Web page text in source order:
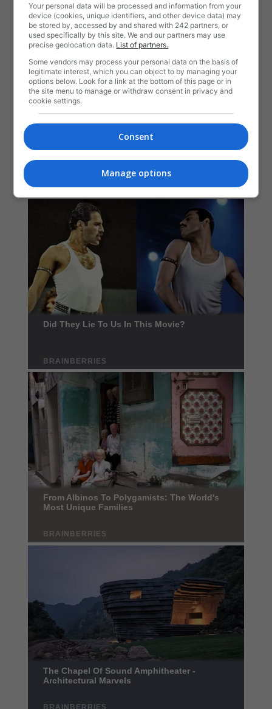
Your personal data will be processed and information from your
device (cookies, unique identifiers, and other device data) may
be stored by, accessed by and shared with 242 partners, or
used specifically by this site. We and our partners may use
precise geolocation data. List of partners.
Some vendors may process your personal data on the basis of
legitimate interest, which you can object to by managing your
options below. Look for a link at the bottom of this page or in
the site menu to manage or withdraw consent in privacy and
cookie settings.
Consent
Manage options